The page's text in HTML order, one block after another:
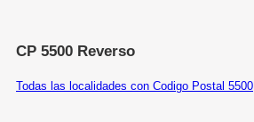
CP 5500 Reverso
Todas las localidades con Codigo Postal 5500